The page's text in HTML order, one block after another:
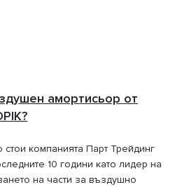
амортисьор от
стои компанията Парт Трейдинг
10 години като лидер на
на части за въздушно